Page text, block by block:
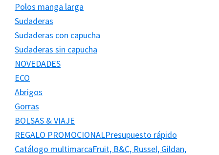
Polos manga larga
Sudaderas
Sudaderas con capucha
Sudaderas sin capucha
NOVEDADES
ECO
Abrigos
Gorras
BOLSAS & VIAJE
REGALO PROMOCIONALPresupuesto rápido
Catálogo multimarcaFruit, B&C, Russel, Gildan,